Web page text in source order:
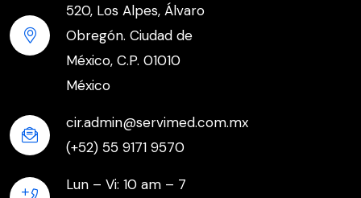
520, Los Alpes, Álvaro
Obregón. Ciudad de
México, C.P. 01010
México
cir.admin@servimed.com.mx
(+52) 55 9171 9570
Lun – Vi: 10 am – 7